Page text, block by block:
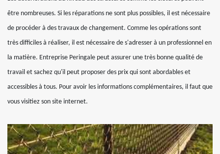
être nombreuses. Si les réparations ne sont plus possibles, il est nécessaire
de procéder à des travaux de changement. Comme les opérations sont
très difficiles à réaliser, il est nécessaire de s'adresser à un professionnel en
la matière. Entreprise Peringale peut assurer une très bonne qualité de
travail et sachez qu'il peut proposer des prix qui sont abordables et
accessibles à tous. Pour avoir les informations complémentaires, il faut que
vous visitiez son site internet.